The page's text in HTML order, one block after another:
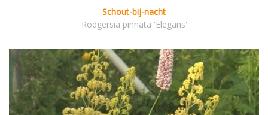
Schout-bij-nacht
Rodgersia pinnata 'Elegans'